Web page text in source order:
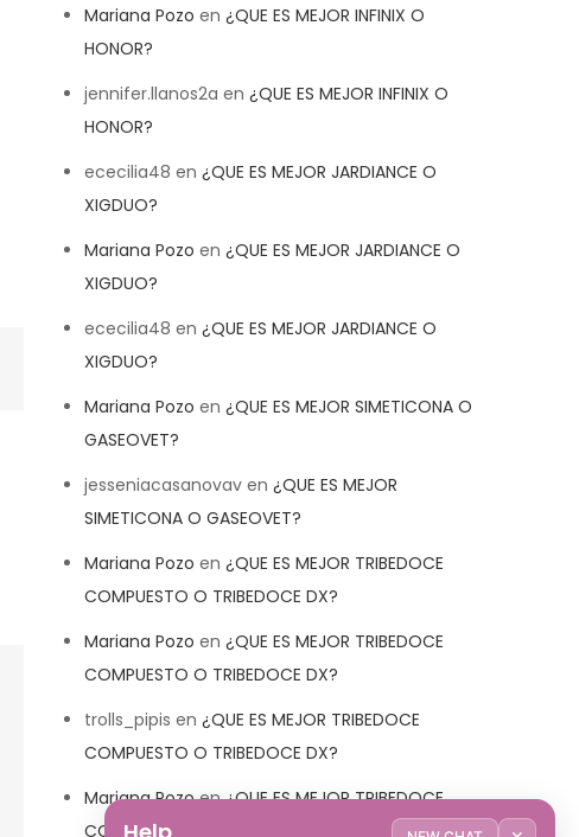
Mariana Pozo en ¿QUE ES MEJOR INFINIX O
HONOR?
jennifer.llanos2a en ¿QUE ES MEJOR INFINIX O
HONOR?
ececilia48 en ¿QUE ES MEJOR JARDIANCE O
XIGDUO?
Mariana Pozo en ¿QUE ES MEJOR JARDIANCE O
XIGDUO?
ececilia48 en ¿QUE ES MEJOR JARDIANCE O
XIGDUO?
Mariana Pozo en ¿QUE ES MEJOR SIMETICONA O
GASEOVET?
jesseniacasanovav en ¿QUE ES MEJOR
SIMETICONA O GASEOVET?
Mariana Pozo en ¿QUE ES MEJOR TRIBEDOCE
COMPUESTO O TRIBEDOCE DX?
Mariana Pozo en ¿QUE ES MEJOR TRIBEDOCE
COMPUESTO O TRIBEDOCE DX?
trolls_pipis en ¿QUE ES MEJOR TRIBEDOCE
COMPUESTO O TRIBEDOCE DX?
Mariana Pozoen¿QUE ES MEJOR TRIBEDOCE
COMPUESTO O TRIBEDOCE DX?